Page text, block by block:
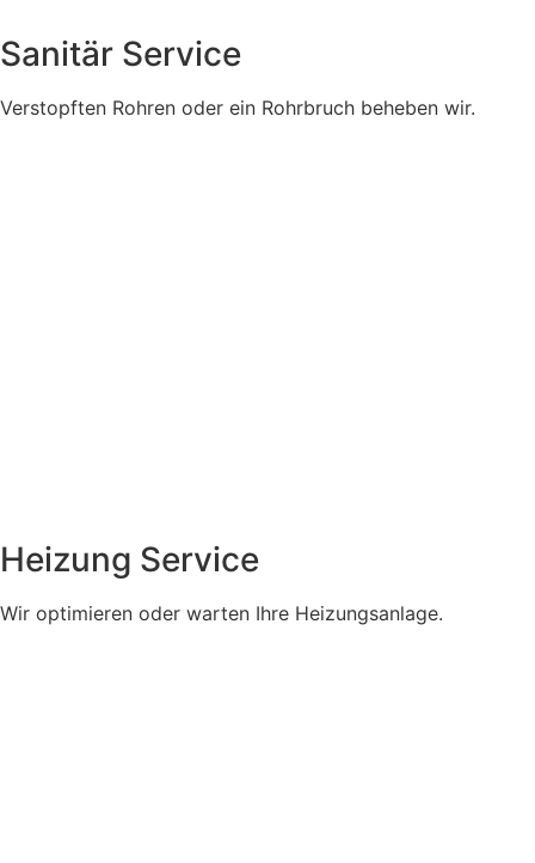
Sanitär Service
Verstopften Rohren oder ein Rohrbruch beheben wir.
Heizung Service
Wir optimieren oder warten Ihre Heizungsanlage.